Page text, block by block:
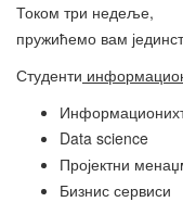
Током три недеље,
пружићемо вам
Студенти
Data science
Пројектни
Бизнис сервиси